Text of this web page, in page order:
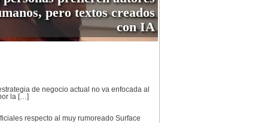
pero textos creados
con IA
de negocio actual no va enfocada al
la […]
respecto al muy rumoreado Surface